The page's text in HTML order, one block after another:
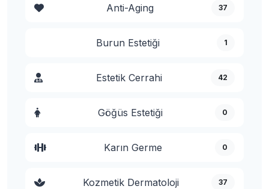
Anti-Aging 37
Burun Estetiği 1
Estetik Cerrahi 42
Göğüs Estetiği 0
Karın Germe 0
Kozmetik Dermatoloji 37